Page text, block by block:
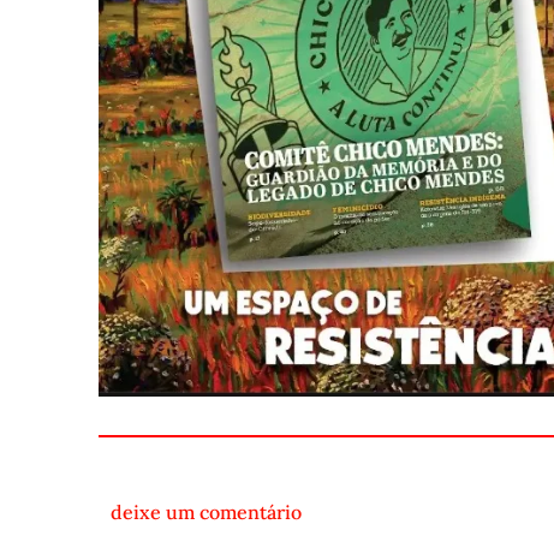
deixe um comentário